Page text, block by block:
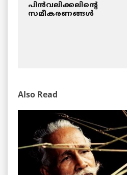
പിൻവലിക്കലിന്റെ
സമീകരണങ്ങൾ
Also Read